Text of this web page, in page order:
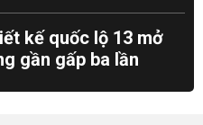
kế quốc lộ 13 mở
gần gấp ba lần